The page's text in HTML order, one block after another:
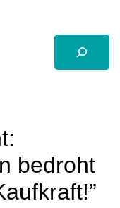
Suchen
bedroht